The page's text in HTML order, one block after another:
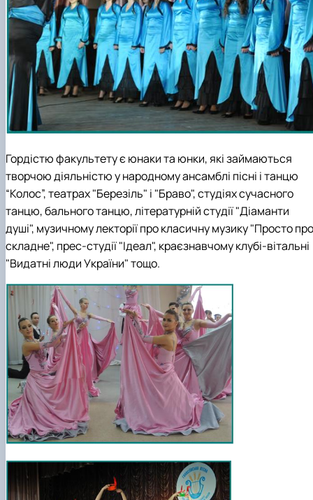
Гордістю факультету є юнаки та юнки, які займаються
творчою діяльністю у народному ансамблі пісні і танцю
“Колос”, театрах "Березіль" і "Браво", студіях сучасного
танцю, бального танцю, літературній студії "Діаманти
душі", музичному лекторії про класичну музику "Просто про
складне", прес-студії "Ідеал", краєзнавчому клубі-вітальні
"Видатні люди України" тощо.